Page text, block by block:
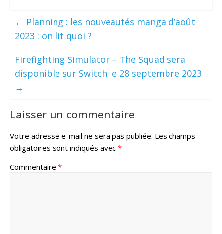
← Planning : les nouveautés manga d’août
2023 : on lit quoi ?
Firefighting Simulator – The Squad sera
disponible sur Switch le 28 septembre 2023
→
Laisser un commentaire
Votre adresse e-mail ne sera pas publiée. Les champs
obligatoires sont indiqués avec *
Commentaire *